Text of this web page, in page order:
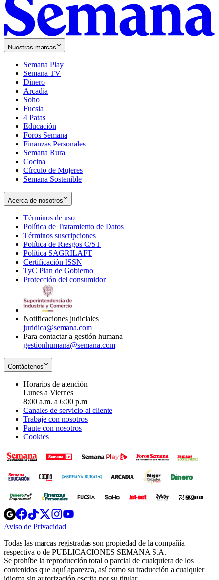
Nuestras marcas
Semana Play
Semana TV
Dinero
Arcadia
Soho
in
new
window
Fucsia
in
new
window
4 Patas
Educación
Foros Semana
Finanzas Personales
Semana Rural
Cocina
Círculo de Mujeres
Semana Sostenible
Acerca de nosotros
Términos de uso
in
new
window
Política de Tratamiento de Datos
Términos suscripciones
in
Política de Riesgos C/ST
Política SAGRILAFT
new
window
Certificación ISSN
in
new
TyC Plan de Gobierno
in
Protección del consumidorOpens
Notificaciones judiciales
juridica@semana.com
Para contactar a gestión humana
gestionhumana@semana.com
Contáctenos
Horarios de atención
Lunes a Viernes
8:00 a.m. a 6:00 p.m.
Canales de servicio al cliente
Trabaje con nosotros
Paute con nosotros
Cookies
Opens
in
new
Opens
in
new
Opens
in
new
window
Opens
new
windowwindow
Aviso de Privacidad
new
window
Todas las marcas registradas son propiedad de la compañía
respectiva o de PUBLICACIONES SEMANA S.A.
Se prohíbe la reproducción total o parcial de cualquiera de los
contenidos que aquí aparezca, así como su traducción a cualquier
idioma sin autorización escrita por su titular.